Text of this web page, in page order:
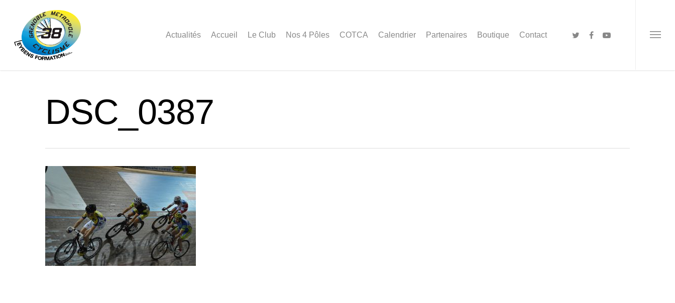
Actualités Accueil Le Club Nos 4 Pôles COTCA Calendrier Partenaires Boutique Contact
DSC_0387